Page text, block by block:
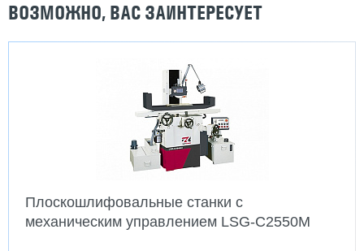
ВОЗМОЖНО, ВАС ЗАИНТЕРЕСУЕТ
Плоскошлифовальные станки с
механическим управлением LSG-C2550М